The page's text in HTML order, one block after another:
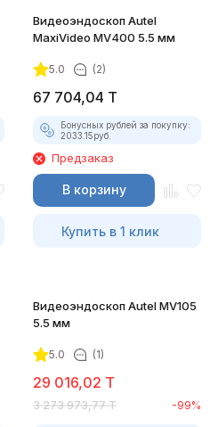
Видеоэндоскоп Autel
MaxiVideo MV400 5.5 мм
5.0 (2)
67 704,04 T
Бонусных рублей за покупку:
2033.15руб.
Предзаказ
В корзину
Купить в 1 клик
Видеоэндоскоп Autel MV105
5.5 мм
5.0 (1)
29 016,02 T
3 273 973,77 T -99%